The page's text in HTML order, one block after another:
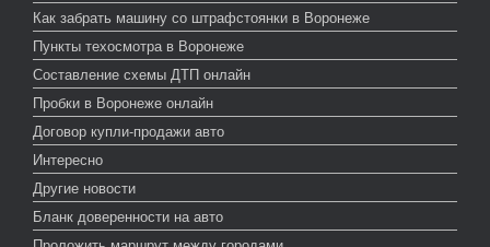
Как забрать машину со штрафстоянки в Воронеже
Пункты техосмотра в Воронеже
Составление схемы ДТП онлайн
Пробки в Воронеже онлайн
Договор купли-продажи авто
Интересно
Другие новости
Бланк доверенности на авто